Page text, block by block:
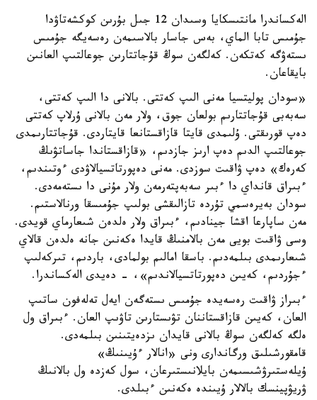
الەكساندرا مانتىسكايا وسىدان 12 جىل بۇرىن كوكشەتاۋدا
جۇمىس تابا الماي، بەس جاسار بالاسىمەن رەسەيگە جۇمىس
ىستەۋگە كەتكەن. كەلگەن سوڭ قۇجاتتارىن جوعالتىپ العانىن
بايقاعان.
«سودان پوليتسيا مەنى الىپ كەتتى. بالانى دا الىپ كەتتى،
سەبەبى قۇجاتتارىم بولعان جوق، ولار مەن بالانى ۇرلاپ كەتتى
دەپ قورىقتى. ۇلىمدى قايتا قازاقستانعا قايتاردى. قۇجاتتارىمدى
جوعالتىپ الدىم دەپ ارىز جازدىم، «قازاقستاندا جاساتۋىڭ
كەرەك» دەپ ۋاقىت سوزدى. مەنى دەپورتاتسيالاۋدى ءوتىندىم،
ءبىراق قانداي دا ءبىر سەبەپتەرمەن ولار مۇنى دا ىستەمەدى.
سودان بەيرەسمي تۇردە تازالىقشى بولىپ جۇمىسقا ورنالاستىم.
مەن ساپارعا اقشا جينادىم، ءبىراق ولار ەلدەن شىعارماي قويدى.
وسى ۋاقىت بويى مەن بالامنىڭ قايدا ەكەنىن جانە ەلدەن قالاي
شىعارىمدى بىلمەدىم. باسقا امالىم بولمادى، باردىم، تىركەلىپ
ءجۇردىم، كەيىن دەپورتاتسيالاندىم»، - دەيدى الەكساندرا.
ءبىراز ۋاقىت رەسەيدە جۇمىس ىستەگەن ايەل تەلەفون ساتىپ
العان، كەيىن قازاقستاننان تۋىستارىن تاۋىپ العان. ءبىراق ول
ەلگە كەلگەن سوڭ بالانى قايدان ىزدەيتىنىن بىلمەدى.
قامقورشىلىق ورگاندارى ونى «انالار ءۇيىنىڭ»
ۇيلەستىرۋشىسىمەن بايلانىستىرعان، سول كەزدە ول بالانىڭ
ۋريۋپينسك بالالار ۇيىندە ەكەنىن ءبىلدى.